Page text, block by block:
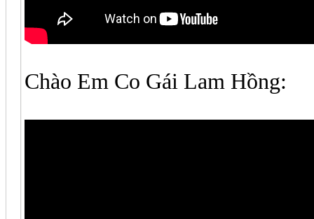
Chào Em Co Gái Lam Hồng: